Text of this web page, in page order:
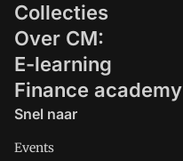
Collecties
Over CM:
E-learning
Finance academy
Snel naar
Events